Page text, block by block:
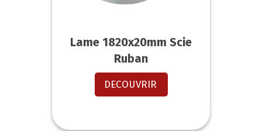
Lame 1820x20mm Scie
Ruban
DECOUVRIR